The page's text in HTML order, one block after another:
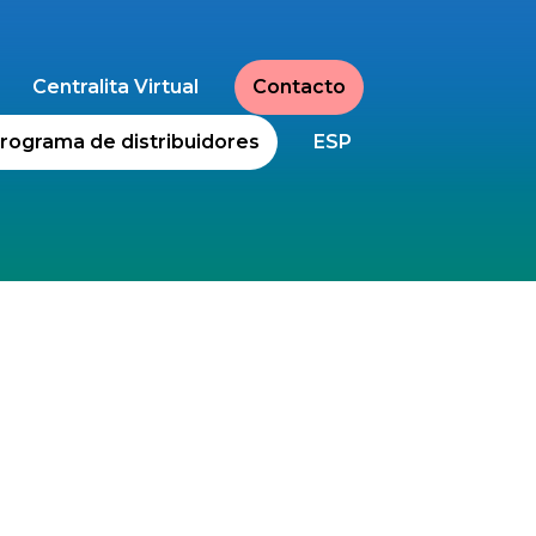
Centralita Virtual Contacto
de distribuidores ESP